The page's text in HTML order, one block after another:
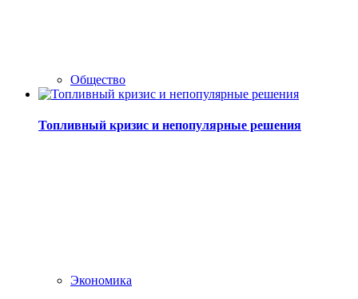
Общество
Топливный кризис и непопулярные решения
Экономика